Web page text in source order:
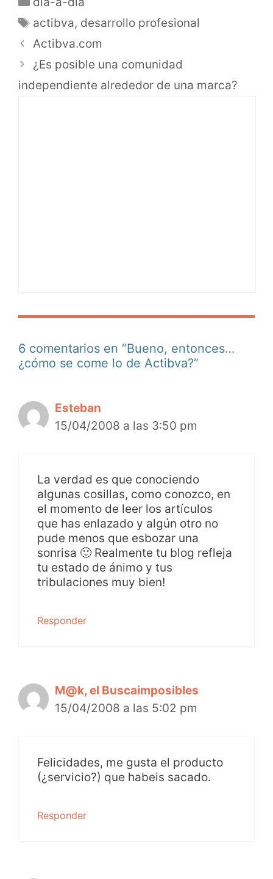
actibva, desarrollo profesional
Actibva.com
¿Es posible una comunidad
independiente alrededor de una marca?
6 comentarios en “Bueno, entonces…
¿cómo se come lo de Actibva?”
Esteban
15/04/2008 a las 3:50 pm
La verdad es que conociendo
algunas cosillas, como conozco, en
el momento de leer los artículos
que has enlazado y algún otro no
pude menos que esbozar una
sonrisa 🙂 Realmente tu blog refleja
tu estado de ánimo y tus
tribulaciones muy bien!
Responder
M@k, el Buscaimposibles
15/04/2008 a las 5:02 pm
Felicidades, me gusta el producto
(¿servicio?) que habeis sacado.
Responder